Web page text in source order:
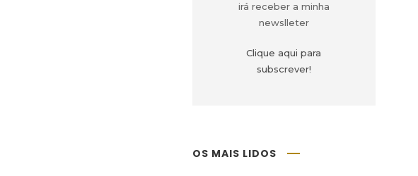
irá receber a minha
newslleter
Clique aqui para
subscrever!
OS MAIS LIDOS